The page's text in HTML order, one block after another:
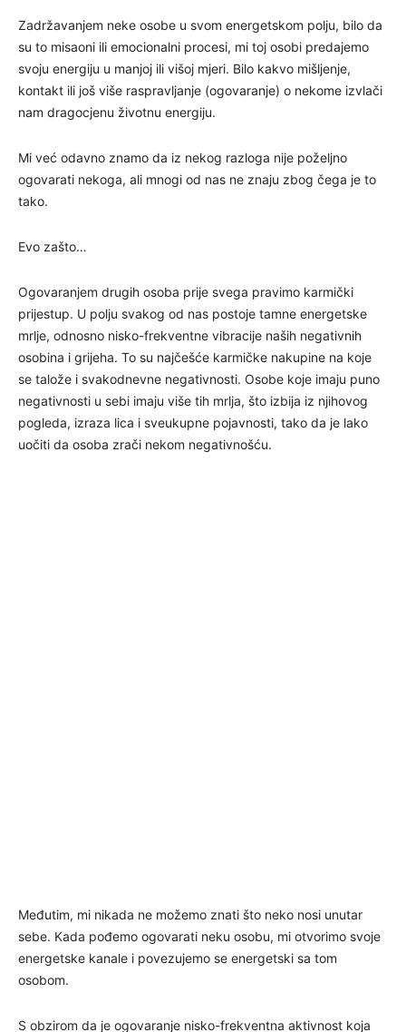
Zadržavanjem neke osobe u svom energetskom polju, bilo da
su to misaoni ili emocionalni procesi, mi toj osobi predajemo
svoju energiju u manjoj ili višoj mjeri. Bilo kakvo mišljenje,
kontakt ili još više raspravljanje (ogovaranje) o nekome izvlači
nam dragocjenu životnu energiju.
Mi već odavno znamo da iz nekog razloga nije poželjno
ogovarati nekoga, ali mnogi od nas ne znaju zbog čega je to
tako.
Evo zašto…
Ogovaranjem drugih osoba prije svega pravimo karmički
prijestup. U polju svakog od nas postoje tamne energetske
mrlje, odnosno nisko-frekventne vibracije naših negativnih
osobina i grijeha. To su najčešće karmičke nakupine na koje
se talože i svakodnevne negativnosti. Osobe koje imaju puno
negativnosti u sebi imaju više tih mrlja, što izbija iz njihovog
pogleda, izraza lica i sveukupne pojavnosti, tako da je lako
uočiti da osoba zrači nekom negativnošću.
Međutim, mi nikada ne možemo znati što neko nosi unutar
sebe. Kada pođemo ogovarati neku osobu, mi otvorimo svoje
energetske kanale i povezujemo se energetski sa tom
osobom.
S obzirom da je ogovaranje nisko-frekventna aktivnost koja